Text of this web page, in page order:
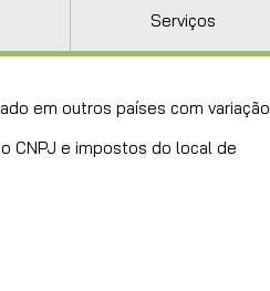
Serviços
em outros países com variação
CNPJ e impostos do local de